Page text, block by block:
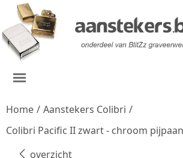
Home / Aanstekers Colibri /
Colibri Pacific II zwart - chroom
overzicht